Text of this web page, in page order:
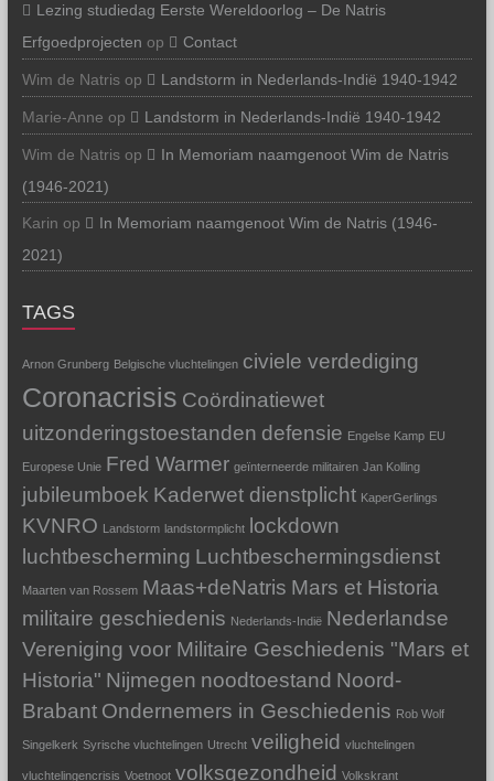
Lezing studiedag Eerste Wereldoorlog – De Natris
Erfgoedprojecten op Contact
Wim de Natrisop Landstorm in Nederlands-Indië 1940-1942
Marie-Anne op Landstorm in Nederlands-Indië 1940-1942
Wim de Natrisop
In Memoriam naamgenoot Wim de Natris
(1946-2021)
Karin op
In Memoriam naamgenoot Wim de Natris (1946-
2021)
TAGS
Arnon Grunberg Belgische vluchtelingen civiele verdediging
Coronacrisis Coördinatiewet
uitzonderingstoestanden defensie Engelse Kamp EU
Europese Unie Fred Warmer geïnterneerde militairen Jan Kolling
jubileumboek Kaderwet dienstplicht KaperGerlings
KVNRO Landstorm landstormplicht
lockdown
luchtbescherming Luchtbeschermingsdienst
Maarten van Rossem Maas+deNatris Mars et Historia
militaire geschiedenis Nederlands-Indië Nederlandse
Vereniging voor Militaire Geschiedenis "Mars et
Historia" Nijmegen noodtoestand Noord-
Brabant Ondernemers in Geschiedenis Rob Wolf
Singelkerk Syrische vluchtelingen Utrecht veiligheid vluchtelingen
vluchtelingencrisis Voetnoot volksgezondheid Volkskrant